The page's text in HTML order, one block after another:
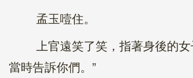
孟玉噎住。
上官遠笑了笑，指著身後的女
當時告訴你們。”